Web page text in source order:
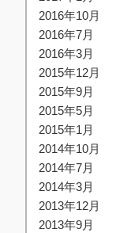
2016年10月
2016年7月
2016年3月
2015年12月
2015年9月
2015年5月
2015年1月
2014年10月
2014年7月
2014年3月
2013年12月
2013年9月